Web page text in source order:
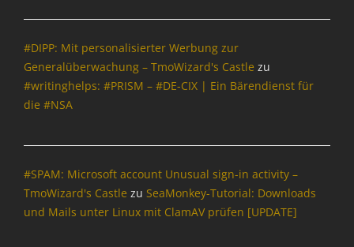
i
k
Tags
g
g
#DIPP: Mit personalisierter Werbung zur
Generalüberwachung – TmoWizard's Castle zu
#writinghelps: #PRISM – #DE-CIX | Ein Bärendienst für
die #NSA
#SPAM: Microsoft account Unusual sign-in activity –
TmoWizard's Castle zu SeaMonkey-Tutorial: Downloads
und Mails unter Linux mit ClamAV prüfen [UPDATE]